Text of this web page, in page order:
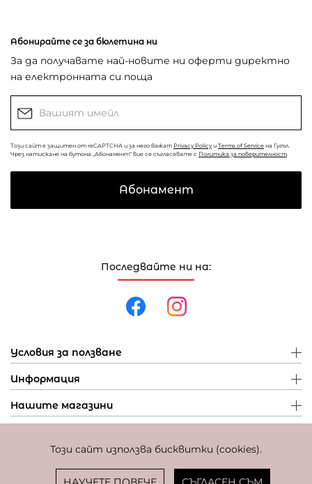
Този сайт използва бисквитки (cookies).
Последвайте ни на:
Условия за ползване
Информация
Нашите магазини
Абонирайте се за бюлетина ни
За да получавате най-новите ни оферти директно
на електронната си поща
Този сайт е защитен от reCAPTCHA и за него важат Privacy Policy и Terms of Service на Гугъл.
Чрез натискане на бутона „Абонамент“ вие се съгласявате с Политика за поверителност
Абонамент
Фиксиран курс за превалутиране: 1 EUR = 1,95583 BGN